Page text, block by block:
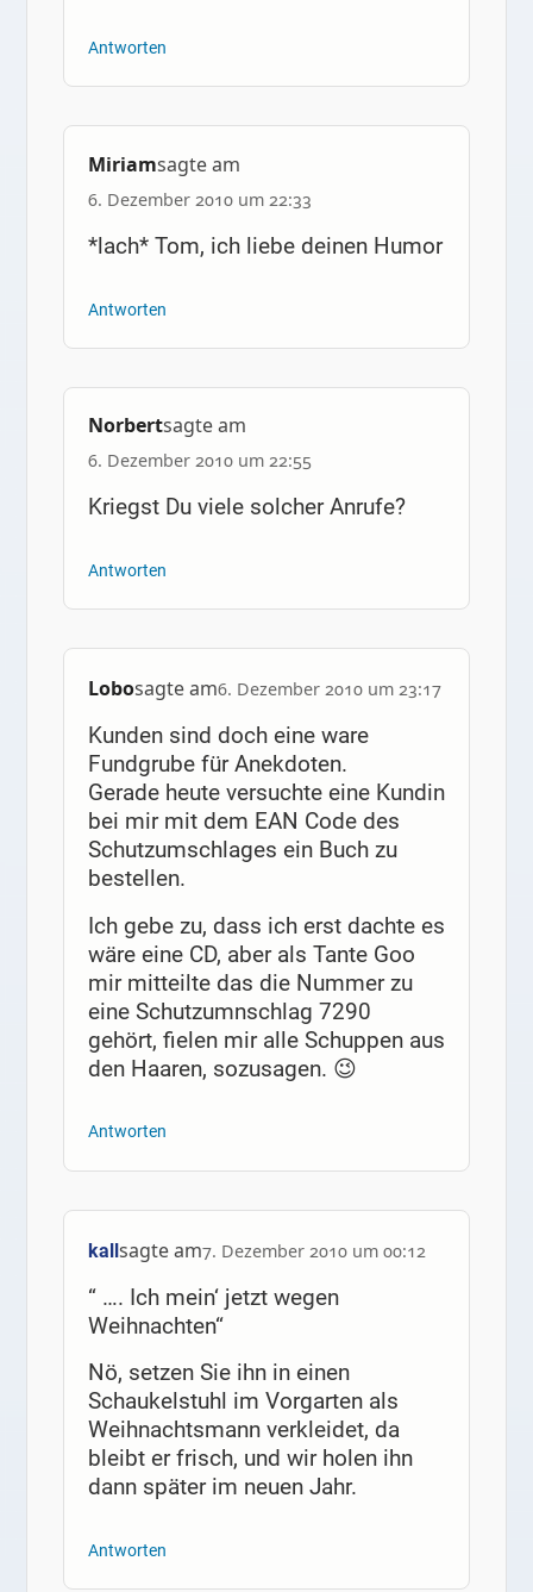
Antworten
Miriamsagte am
6. Dezember 2010 um 22:33
*lach* Tom, ich liebe deinen Humor
Antworten
Norbertsagte am
6. Dezember 2010 um 22:55
Kriegst Du viele solcher Anrufe?
Antworten
Lobosagte am6. Dezember 2010 um 23:17
Kunden sind doch eine ware
Fundgrube für Anekdoten.
Gerade heute versuchte eine Kundin
bei mir mit dem EAN Code des
Schutzumschlages ein Buch zu
bestellen.
Ich gebe zu, dass ich erst dachte es
wäre eine CD, aber als Tante Goo
mir mitteilte das die Nummer zu
eine Schutzumnschlag 7290
gehört, fielen mir alle Schuppen aus
den Haaren, sozusagen. 😉
Antworten
kallsagte am7. Dezember 2010 um 00:12
“ …. Ich mein‘ jetzt wegen
Weihnachten“
Nö, setzen Sie ihn in einen
Schaukelstuhl im Vorgarten als
Weihnachtsmann verkleidet, da
bleibt er frisch, und wir holen ihn
dann später im neuen Jahr.
Antworten